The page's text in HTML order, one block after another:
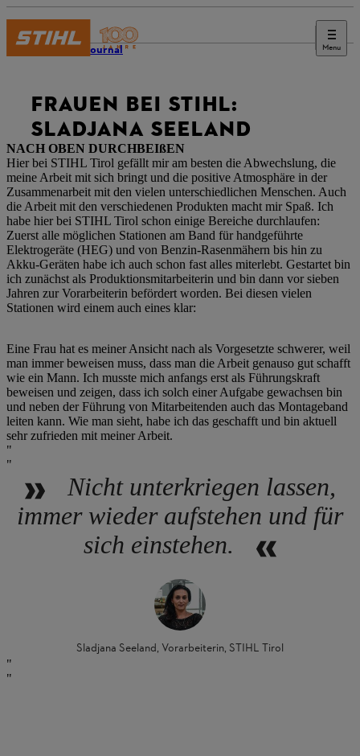
Menu
STIHL Journal
FRAUEN BEI STIHL:
SLADJANA SEELAND
NACH OBEN DURCHBEIßEN
Hier bei STIHL Tirol gefällt mir am besten die Abwechslung, die
meine Arbeit mit sich bringt und die positive Atmosphäre in der
Zusammenarbeit mit den vielen unterschiedlichen Menschen. Auch
die Arbeit mit den verschiedenen Produkten macht mir Spaß. Ich
habe hier bei STIHL Tirol schon einige Bereiche durchlaufen:
Zuerst alle möglichen Stationen am Band für handgeführte
Elektrogeräte (HEG) und von Benzin-Rasenmähern bis hin zu
Akku-Geräten habe ich auch schon fast alles miterlebt. Gestartet bin
ich zunächst als Produktionsmitarbeiterin und bin dann vor sieben
Jahren zur Vorarbeiterin befördert worden. Bei diesen vielen
Stationen wird einem auch eines klar:
Eine Frau hat es meiner Ansicht nach als Vorgesetzte schwerer, weil
man immer beweisen muss, dass man die Arbeit genauso gut schafft
wie ein Mann. Ich musste mich anfangs erst als Führungskraft
beweisen und zeigen, dass ich solch einer Aufgabe gewachsen bin
und neben der Führung von Mitarbeitenden auch das Montageband
leiten kann. Wie man sieht, habe ich das geschafft und bin aktuell
sehr zufrieden mit meiner Arbeit.
Nicht unterkriegen lassen,
immer wieder aufstehen und für
sich einstehen.
Sladjana Seeland, Vorarbeiterin, STIHL Tirol